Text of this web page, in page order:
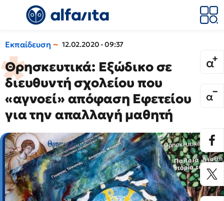
Εκπαίδευση 12.02.2020 - 09:37
Θρησκευτικά: Εξώδικο σε
διευθυντή σχολείου που
«αγνοεί» απόφαση Εφετείου
για την απαλλαγή μαθητή